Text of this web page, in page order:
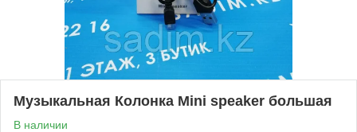
Музыкальная Колонка Mini speaker большая
В наличии